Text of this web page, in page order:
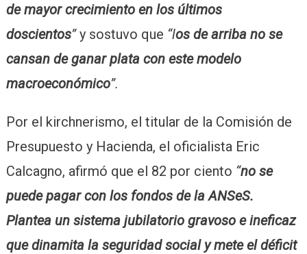
de mayor crecimiento en los últimos
doscientos”y sostuvo que “los de arriba no se
cansan de ganar plata con este modelo
macroeconómico”.
Por el kirchnerismo, el titular de la Comisión de
Presupuesto y Hacienda, el oficialista Eric
Calcagno, afirmó que el 82 por ciento “no se
puede pagar con los fondos de la ANSeS.
Plantea un sistema jubilatorio gravoso e ineficaz
que dinamita la seguridad social y mete el déficit